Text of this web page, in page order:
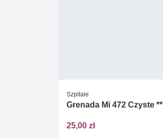
Szpitale
Grenada Mi 472 Czyste **
25,00 zł